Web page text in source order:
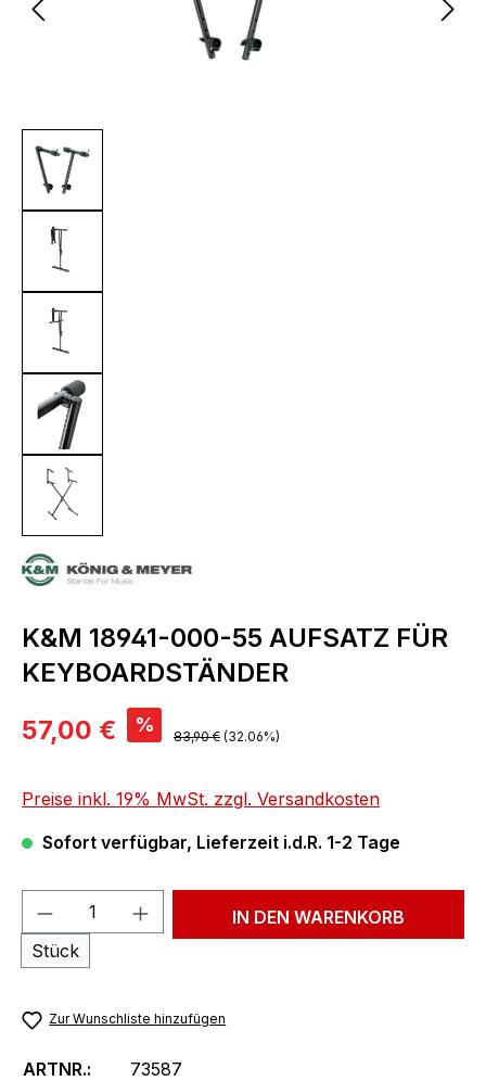
K&M 18941-000-55 AUFSATZ FÜR
KEYBOARDSTÄNDER
Verkaufspreis:
57,00 € % Regulärer Preis:
83,90 € (32.06%)
Preise inkl. 19% MwSt. zzgl. Versandkosten
Sofort verfügbar, Lieferzeit i.d.R. 1-2 Tage
Produkt Anzahl: Gib den
Stück
IN DEN WARENKORB
Zur Wunschliste hinzufügen
ARTNR.:
73587